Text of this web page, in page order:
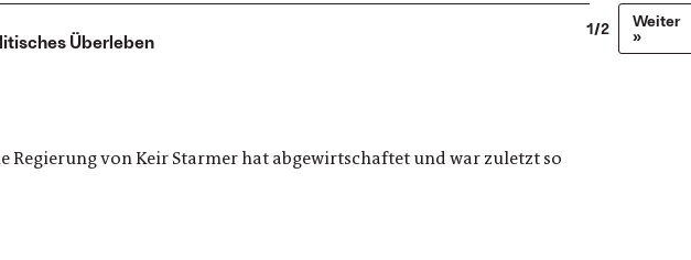
Überleben
von Keir Starmer hat abgewirtschaftet und war zuletzt so
1/2
Weiter
»